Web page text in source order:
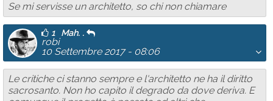
Se mi servisse un architetto, so chi non chiamare
1 Mah. .
robi
10 Settembre 2017 - 08:06
Le critiche ci stanno sempre e l'architetto ne ha il diritto
sacrosanto. Non ho capito il degrado da dove deriva. E